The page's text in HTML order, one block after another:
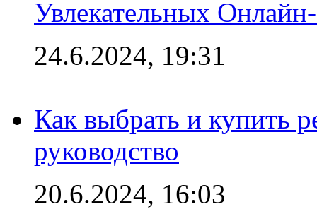
Увлекательных
24.6.2024, 19:31
Как выбрать и купить
руководство
20.6.2024, 16:03